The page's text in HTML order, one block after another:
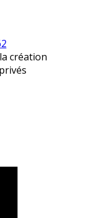
création